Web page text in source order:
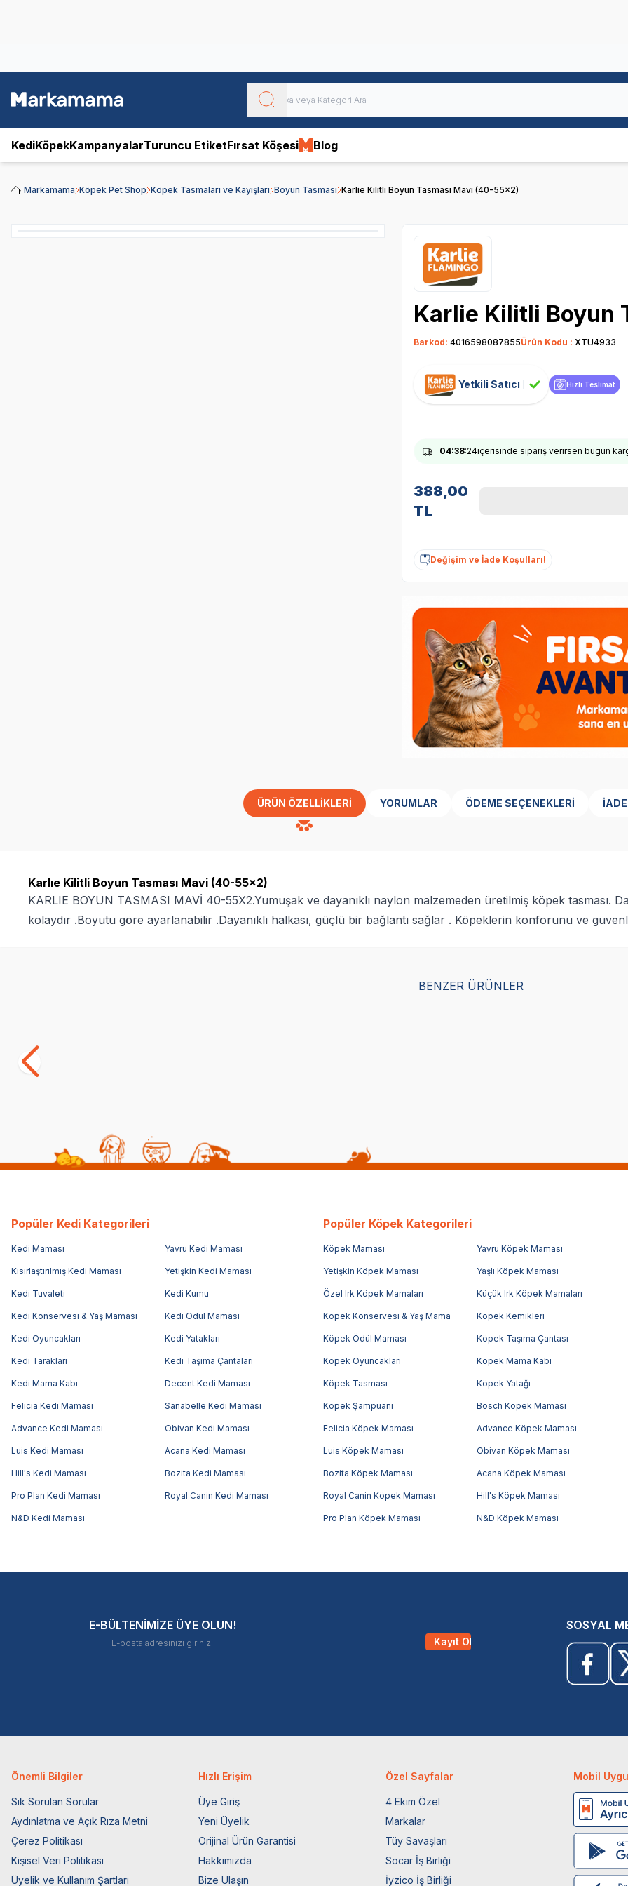
KediKöpekKampanyalarTuruncu EtiketFırsat Köşesi Blog
Markamama Köpek Pet Shop Köpek Tasmaları ve Kayışları Boyun Tasması Karlie Kilitli Boyun Tasması Mavi (40-55x2)
Karlie Kilitli Boyun
Barkod: 4016598087855Ürün Kodu : XTU4933
Yetkili Satıcı Hızlı Teslimat
04:38:23içerisinde sipariş verirsen bugün
388,00
TL
Değişim ve İade Koşulları!
ÜRÜN ÖZELLIKLERI YORUMLAR ÖDEME SEÇENEKLERI
Karlıe Kilitli Boyun Tasması Mavi (40-55x2)
KARLIE BOYUN TASMASI MAVİ 40-55X2.Yumuşak ve dayanıklı naylon malzemeden üretilmiş köpek tasması.
kolaydır .Boyutu göre ayarlanabilir .Dayanıklı halkası, güçlü bir bağlantı sağlar . Köpeklerin konforunu ve
BENZER ÜRÜNLER
421,40
Popüler Kedi Kategorileri
Kedi Maması Yavru Kedi Maması
Kısırlaştırılmış Kedi Maması Yetişkin Kedi Maması
Kedi Tuvaleti Kedi Kumu
Kedi Konservesi & Yaş Maması Kedi Ödül Maması
Kedi Oyuncakları Kedi Yatakları
Kedi Tarakları Kedi Taşıma Çantaları
Kedi Mama Kabı Decent Kedi Maması
Felicia Kedi Maması Sanabelle Kedi Maması
Advance Kedi Maması Obivan Kedi Maması
Luis Kedi Maması Acana Kedi Maması
Hill's Kedi Maması Bozita Kedi Maması
Pro Plan Kedi Maması Royal Canin Kedi Maması
N&D Kedi Maması
Popüler Köpek Kategorileri
Köpek Maması Yavru Köpek Maması
Yetişkin Köpek Maması Yaşlı Köpek Maması
Özel Irk Köpek Mamaları Küçük Irk Köpek Mamaları
Köpek Konservesi & Yaş Mama Köpek Kemikleri
Köpek Ödül Maması Köpek Taşıma Çantası
Köpek Oyuncakları Köpek Mama Kabı
Köpek Tasması Köpek Yatağı
Köpek Şampuanı Bosch Köpek Maması
Felicia Köpek Maması Advance Köpek Maması
Luis Köpek Maması Obivan Köpek Maması
Bozita Köpek Maması Acana Köpek Maması
Royal Canin Köpek Maması Hill's Köpek Maması
Pro Plan Köpek Maması N&D Köpek Maması
E-BÜLTENİMİZE ÜYE OLUN!
Kayıt Ol
SOSYAL
Önemli Bilgiler
Sık Sorulan Sorular
Aydınlatma ve Açık Rıza Metni
Çerez Politikası
Kişisel Veri Politikası
Üyelik ve Kullanım Şartları
Hızlı Erişim
Üye Giriş
Yeni Üyelik
Orijinal Ürün Garantisi
Hakkımızda
Bize Ulaşın
Özel Sayfalar
4 Ekim Özel
Markalar
Tüy Savaşları
Socar İş Birliği
İyzico İş Birliği
Mobil